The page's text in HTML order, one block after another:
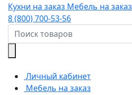
Кухни на заказ Мебель на заказ
8 (800) 700-53-56
Личный кабинет
Мебель на заказ